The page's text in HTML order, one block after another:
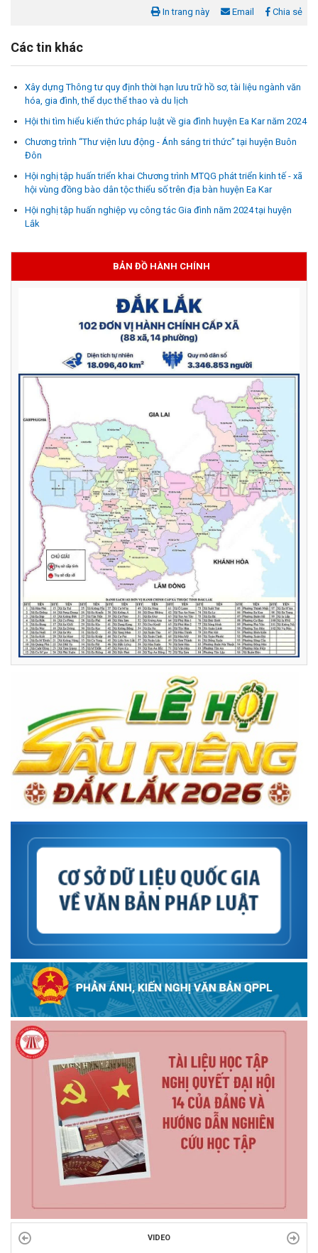
In trang này Email Chia sẻ
Các tin khác
Xây dựng Thông tư quy định thời hạn lưu trữ hồ sơ, tài liệu ngành văn
hóa, gia đình, thể dục thể thao và du lịch
Hội thi tìm hiểu kiến thức pháp luật về gia đình huyện Ea Kar năm 2024
Chương trình “Thư viện lưu động - Ánh sáng tri thức” tại huyện Buôn
Đôn
Hội nghị tập huấn triển khai Chương trình MTQG phát triển kinh tế - xã
hội vùng đồng bào dân tộc thiểu số trên địa bàn huyện Ea Kar
Hội nghị tập huấn nghiệp vụ công tác Gia đình năm 2024 tại huyện
Lắk
BẢN ĐỒ HÀNH CHÍNH
VIDEO